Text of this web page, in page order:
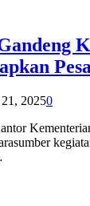
20250